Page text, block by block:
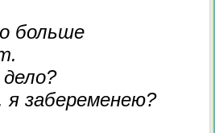
больше
забеременею?